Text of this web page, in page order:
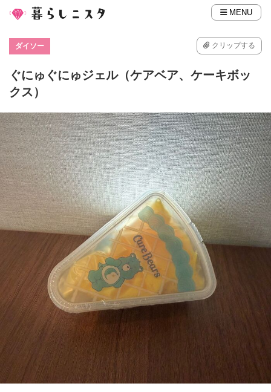
MENU
ダイソー クリップする
ぐにゅぐにゅジェル（ケアベア、ケーキボッ
クス）